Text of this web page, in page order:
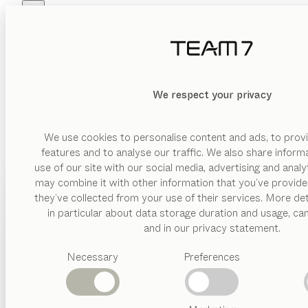
We respect your privacy
We use cookies to personalise content and ads, to
features and to analyse our traffic. We also share
use of our site with our social media, advertising and
may combine it with other information that you’ve
they’ve collected from your use of their services. More
in particular about data storage duration and usage,
and in our privacy statement.
Necessary
Preferences
Esstische
Küchen
Regale
Betten
PRODUKTE
ÜBER UNS
HÄNDLER